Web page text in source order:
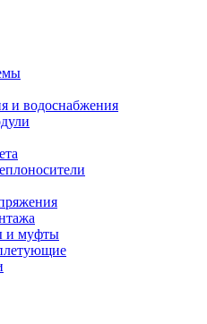
и водоснабжения
и муфты